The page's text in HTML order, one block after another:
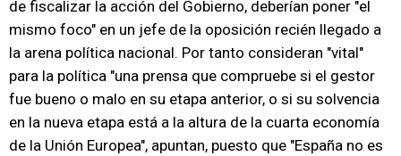
de fiscalizar la acción del Gobierno, deberían poner "el
mismo foco" en un jefe de la oposición recién llegado a
la arena política nacional. Por tanto consideran "vital"
para la política "una prensa que compruebe si el gestor
fue bueno o malo en su etapa anterior, o si su solvencia
en la nueva etapa está a la altura de la cuarta economía
de la Unión Europea", apuntan, puesto que "España no es